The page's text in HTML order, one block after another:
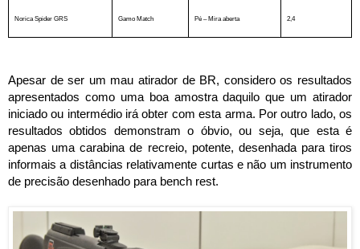
Norica Spider GRS Gamo Match Pé – Mira aberta 2,4
Apesar de ser um mau atirador de BR, considero os resultados
apresentados como uma boa amostra daquilo que um atirador
iniciado ou intermédio irá obter com esta arma. Por outro lado, os
resultados obtidos demonstram o óbvio, ou seja, que esta é
apenas uma carabina de recreio, potente, desenhada para tiros
informais a distâncias relativamente curtas e não um instrumento
de precisão desenhado para bench rest.